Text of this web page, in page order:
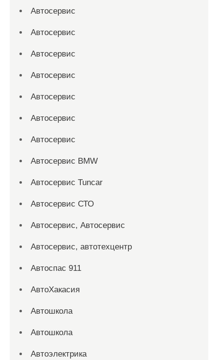
Автосервис
Автосервис
Автосервис
Автосервис
Автосервис
Автосервис
Автосервис
Автосервис BMW
Автосервис Tuncar
Автосервис СТО
Автосервис, Автосервис
Автосервис, автотехцентр
Автоспас 911
АвтоХакасия
Автошкола
Автошкола
Автоэлектрика